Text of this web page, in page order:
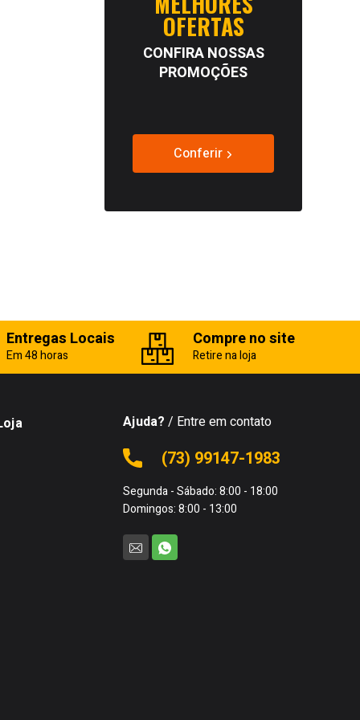
OFERTAS
CONFIRA NOSSAS
PROMOÇÕES
Conferir
Entregas Locais
Em 48 horas
Compre no site
Retire na loja
Ajuda? / Entre em contato
(73) 99147-1983
Segunda - Sábado: 8:00 - 18:00
Domingos: 8:00 - 13:00